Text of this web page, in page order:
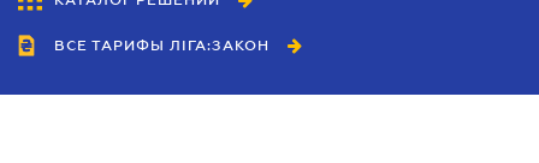
ВСЕ ТАРИФЫ ЛІГА:ЗАКОН